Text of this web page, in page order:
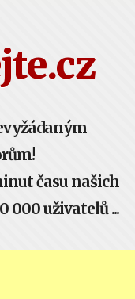
času našich
000 uživatelů ...